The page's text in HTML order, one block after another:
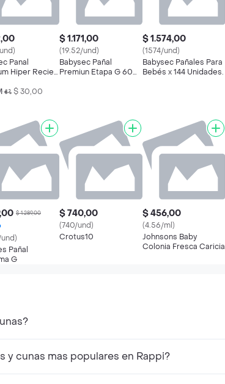
Panal
Hiper Recien
$ 1.171,00
(19.52/und)
Babysec Pañal
Premiun Etapa G 60
$ 1.574,00
(1574/und)
Babysec Pañales Para
Bebés x 144 Unidades.
• $ 30,00
$ 1.289,00
Pañal
G
$ 740,00
(740/und)
Crotus10
$ 456,00
(4.56/ml)
Johnsons Baby
Colonia Fresca Caricia
y cunas mas populares en Rappi?